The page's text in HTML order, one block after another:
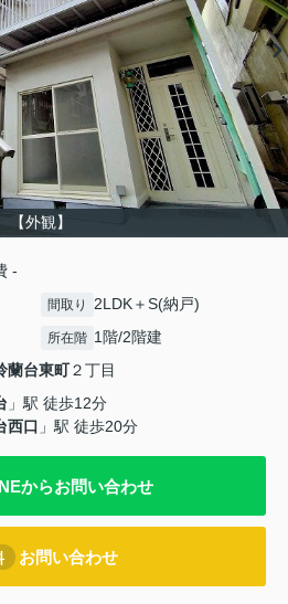
【外観】
-
間取り 2LDK＋S(納戸)
所在階 1階/2階建
蘭台東町２丁目
」駅 徒歩12分
西口 」駅 徒歩20分
からお問い合わせ
お問い合わせ